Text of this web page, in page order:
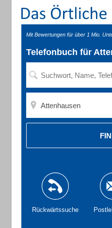
Mit Bewertungen für über 1 Mio.
Telefonbuch für
Rückwärtssuche